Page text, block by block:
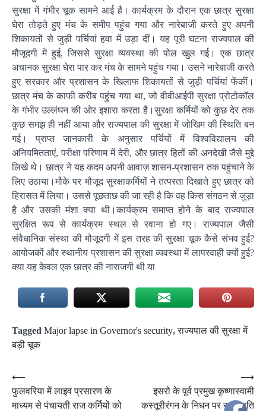
सुरक्षा में गंभीर चूक सामने आई है। कार्यक्रम के दौरान एक छात्र सुरक्षा
घेरा तोड़ते हुए मंच के समीप पहुंच गया और नारेबाजी करते हुए अपनी
शिकायतों से जुड़ी पर्चियां हवा में उड़ा दीं। यह पूरी घटना राज्यपाल की
मौजूदगी में हुई, जिससे सुरक्षा व्यवस्था की पोल खुल गई। एक छात्र
अचानक सुरक्षा घेरा पार कर मंच के सामने पहुंच गया। उसने नारेबाजी करते
हुए सरकार और प्रशासन के खिलाफ शिकायतों से जुड़ी पर्चियां फेंकीं।
छात्र मंच के काफी करीब पहुंच गया था, जो वीवीआईपी सुरक्षा प्रोटोकॉल
के गंभीर उल्लंघन की ओर इशारा करता है।सुरक्षा कर्मियों को कुछ देर तक
कुछ समझ ही नहीं आया और राज्यपाल की सुरक्षा में जोखिम की स्थिति बन
गई। प्राप्त जानकारी के अनुसार पर्चियों में विश्वविद्यालय की
अनियमितताएं, परीक्षा परिणाम में देरी, और छात्र हितों की अनदेखी जैसे मुद्दे
लिखे थे। छात्र ने यह कदम अपनी आवाज़ शासन-प्रशासन तक पहुंचाने के
लिए उठाया।मौके पर मौजूद सुरक्षाकर्मियों ने तत्परता दिखाते हुए छात्र को
हिरासत में लिया। उससे पूछताछ की जा रही है कि वह किस संगठन से जुड़ा
है और उसकी मंशा क्या थी।कार्यक्रम समाप्त होने के बाद राज्यपाल
सुरक्षित रूप से कार्यक्रम स्थल से रवाना हो गए। राज्यपाल जैसी
संवैधानिक संस्था की मौजूदगी में इस तरह की सुरक्षा चूक कैसे संभव हुई?
आयोजकों और स्थानीय प्रशासन की सुरक्षा व्यवस्था में लापरवाही क्यों हुई?
क्या यह केवल एक छात्र की नाराजगी थी या
Tagged Major lapse in Governor's security,राज्यपाल की सुरक्षा में
बड़ी चूक
Post
navigation
⟵
फुलवरिया में लाइव प्रसारण के
माध्यम से पंचायती राज कर्मियों को
इसरो के पूर्व प्रमुख कृष्णास्वामी
कस्तूरीरंगन के निधन पर राष्ट्रपति
⟶